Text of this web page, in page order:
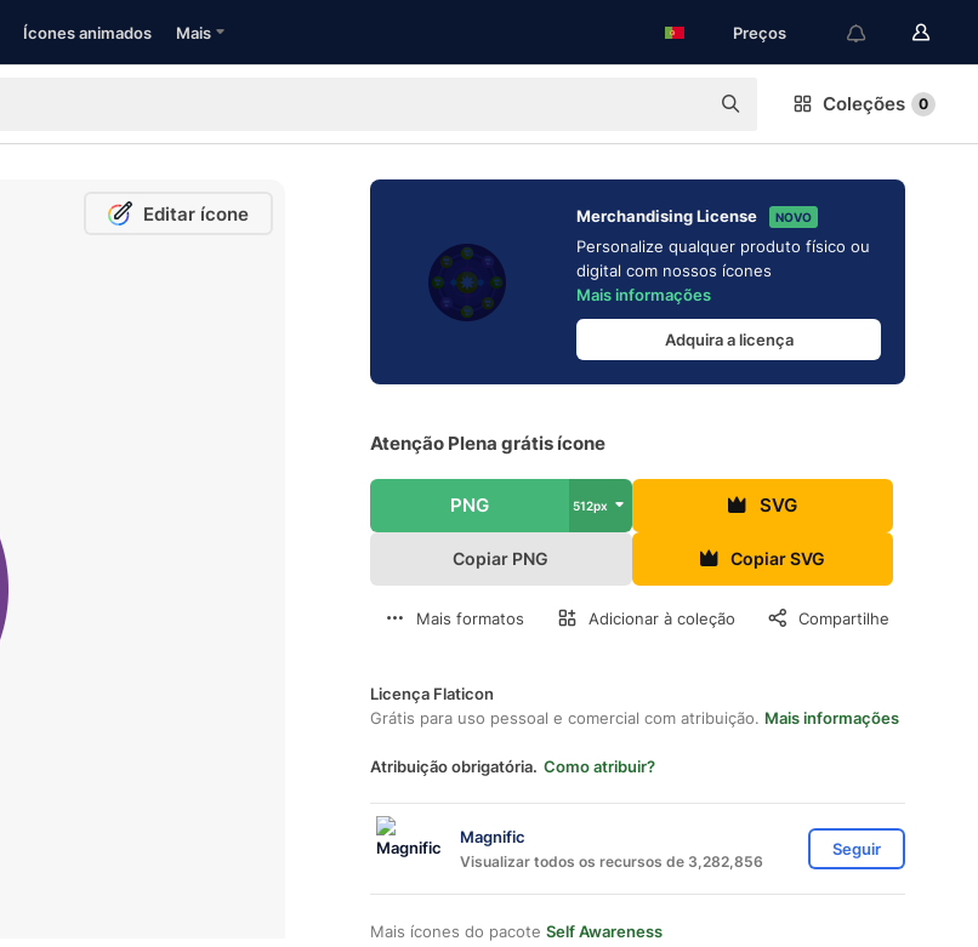
Ícones animados Mais Preços
Coleções 0
Editar ícone Merchandising License NOVO
Personalize qualquer produto físico ou
digital com nossos ícones
Mais informações
Adquira a licença
Atenção Plena grátis ícone
PNG 512px SVG
Copiar PNG Copiar SVG
Mais formatos Adicionar à coleção Compartilhe
Licença Flaticon
Grátis para uso pessoal e comercial com atribuição. Mais informações
Atribuição obrigatória. Como atribuir?
Magnific
Visualizar todos os recursos de 3,282,856
Seguir
Mais ícones do pacote Self Awareness